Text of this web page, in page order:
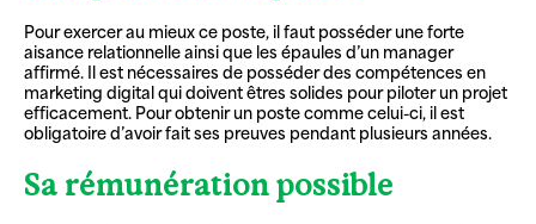
Pour exercer au mieux ce poste, il faut posséder une forte
aisance relationnelle ainsi que les épaules d’un manager
affirmé. Il est nécessaires de posséder des compétences en
marketing digital qui doivent êtres solides pour piloter un projet
efficacement. Pour obtenir un poste comme celui-ci, il est
obligatoire d’avoir fait ses preuves pendant plusieurs années.
Sa rémunération possible